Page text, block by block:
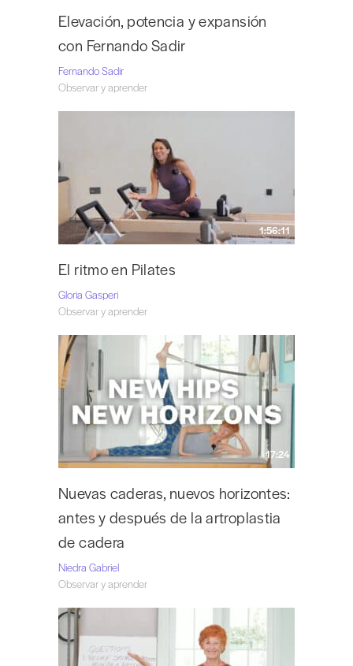
Elevación, potencia y expansión
con Fernando Sadir
Fernando Sadir
Observar y aprender
1:56:11
El ritmo en Pilates
Gloria Gasperi
Observar y aprender
17:24
Nuevas caderas, nuevos horizontes:
antes y después de la artroplastia
de cadera
Niedra Gabriel
Observar y aprender